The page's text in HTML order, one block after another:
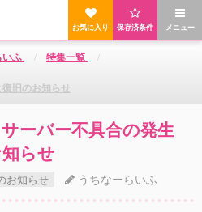
メニュー
保存済条件
お気に入り
ふ
特集一覧
復旧のお知らせ
サーバー不具合の発生
らせ
お知らせ うちなーらいふ